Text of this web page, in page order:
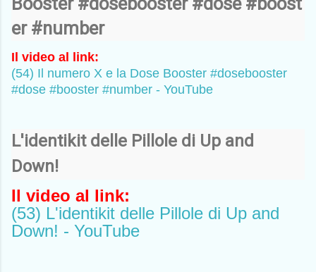
er #number
Il video al link:
(54) Il numero X e la Dose Booster #dosebooster
#dose #booster #number - YouTube
L'identikit delle Pillole di Up and
Down!
Il video al link:
(53) L'identikit delle Pillole di Up and
Down! - YouTube